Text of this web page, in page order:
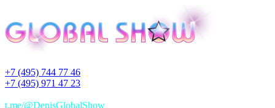
+7 (495) 744 77 46
+7 (495) 971 47 23
t.me/@DenisGlobalShow